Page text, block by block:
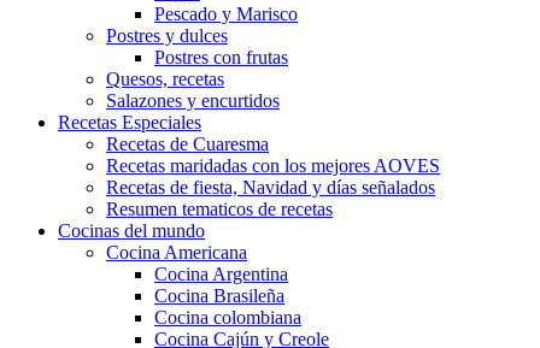
Pescado y Marisco
Postres y dulces
Postres con frutas
Quesos, recetas
Salazones y encurtidos
Recetas Especiales
Recetas de Cuaresma
Recetas maridadas con los mejores AOVES
Recetas de fiesta, Navidad y días señalados
Resumen tematicos de recetas
Cocinas del mundo
Cocina Americana
Cocina Argentina
Cocina Brasileña
Cocina colombiana
Cocina Cajún y Creole